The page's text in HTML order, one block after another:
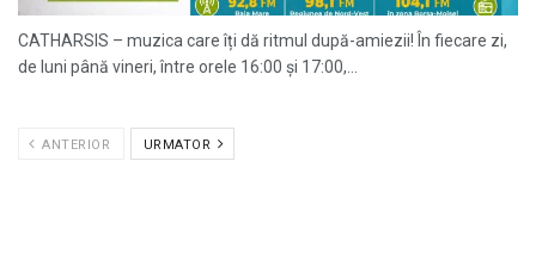
CATHARSIS – muzica care îți dă ritmul după-amiezii! În fiecare zi,
de luni până vineri, între orele 16:00 și 17:00,...
ANTERIOR URMATOR